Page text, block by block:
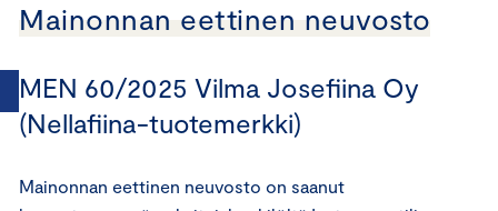
Mainonnan eettinen neuvosto
MEN 60/2025 Vilma Josefiina Oy
(Nellafiina-tuotemerkki)
Mainonnan eettinen neuvosto on saanut